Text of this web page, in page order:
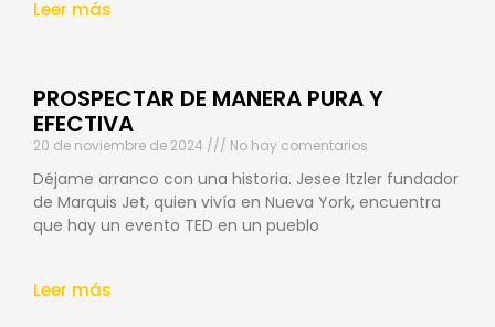
Leer más
PROSPECTAR DE MANERA PURA Y
EFECTIVA
20 de noviembre de 2024 No hay comentarios
Déjame arranco con una historia. Jesee Itzler fundador
de Marquis Jet, quien vivía en Nueva York, encuentra
que hay un evento TED en un pueblo
Leer más